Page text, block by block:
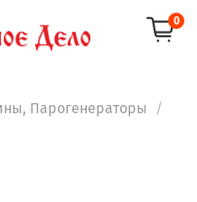
0
Парогенераторы